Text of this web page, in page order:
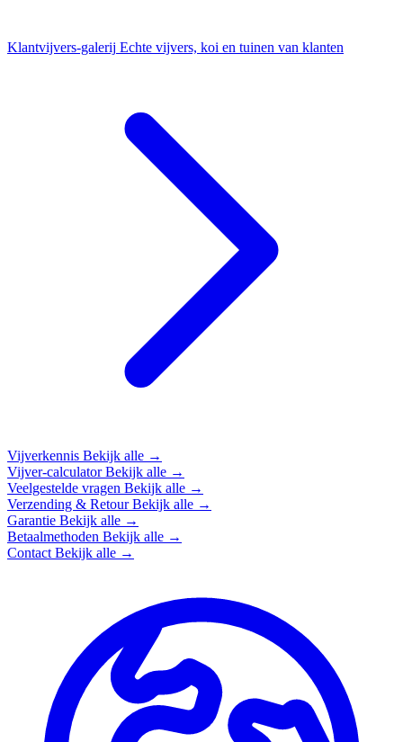
Klantvijvers-galerij Echte vijvers, koi en tuinen van klanten
Vijverkennis Bekijk alle →
Vijver-calculatorBekijk alle →
Veelgestelde vragen Bekijk alle →
Verzending & RetourBekijk alle →
Garantie Bekijk alle →
Betaalmethoden Bekijk alle →
Contact Bekijk alle →